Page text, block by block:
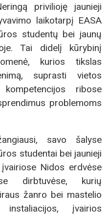
privilioję jaunieji
laikotarpį EASA
studentų bei jaunų
Tai didelį kūrybinį
kurios tikslas
suprasti vietos
ribose
problemoms
savo šalyse
studentai bei jaunieji
Nidos erdvėse
dirbtuvėse, kurių
žanro bei mastelio
įvairios